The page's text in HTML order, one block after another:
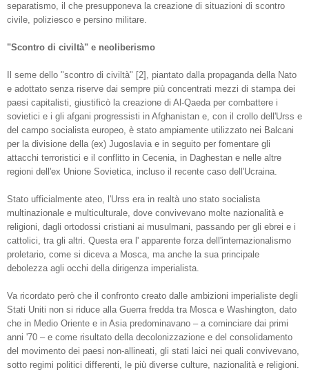
separatismo, il che presupponeva la creazione di situazioni di scontro
civile, poliziesco e persino militare.
"Scontro di civiltà" e neoliberismo
Il seme dello "scontro di civiltà" [2], piantato dalla propaganda della Nato
e adottato senza riserve dai sempre più concentrati mezzi di stampa dei
paesi capitalisti, giustificò la creazione di Al-Qaeda per combattere i
sovietici e i gli afgani progressisti in Afghanistan e, con il crollo dell'Urss e
del campo socialista europeo, è stato ampiamente utilizzato nei Balcani
per la divisione della (ex) Jugoslavia e in seguito per fomentare gli
attacchi terroristici e il conflitto in Cecenia, in Daghestan e nelle altre
regioni dell'ex Unione Sovietica, incluso il recente caso dell'Ucraina.
Stato ufficialmente ateo, l'Urss era in realtà uno stato socialista
multinazionale e multiculturale, dove convivevano molte nazionalità e
religioni, dagli ortodossi cristiani ai musulmani, passando per gli ebrei e i
cattolici, tra gli altri. Questa era l' apparente forza dell'internazionalismo
proletario, come si diceva a Mosca, ma anche la sua principale
debolezza agli occhi della dirigenza imperialista.
Va ricordato però che il confronto creato dalle ambizioni imperialiste degli
Stati Uniti non si riduce alla Guerra fredda tra Mosca e Washington, dato
che in Medio Oriente e in Asia predominavano – a cominciare dai primi
anni '70 – e come risultato della decolonizzazione e del consolidamento
del movimento dei paesi non-allineati, gli stati laici nei quali convivevano,
sotto regimi politici differenti, le più diverse culture, nazionalità e religioni.